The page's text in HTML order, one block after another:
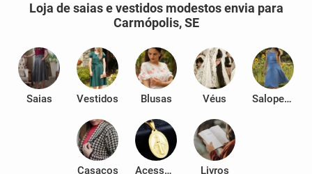
Loja de saias e vestidos modestos envia para
Carmópolis, SE
Saias Vestidos Blusas Véus Salopetes
Casacos Acessórios Livros